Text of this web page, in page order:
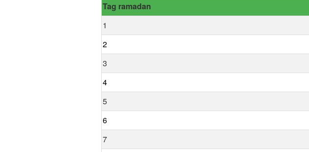
Tag ramadan
1
2
3
4
5
6
7